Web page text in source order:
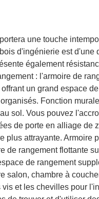
une touche
d'ingénierie est d'une
également
: l'armoire de
un grand espace
Fonction
sol. Vous pouvez
de porte en alliage de
plus attrayante. Armoire
de rangement flottante
de rangement
salon, chambre à
et les chevilles pour